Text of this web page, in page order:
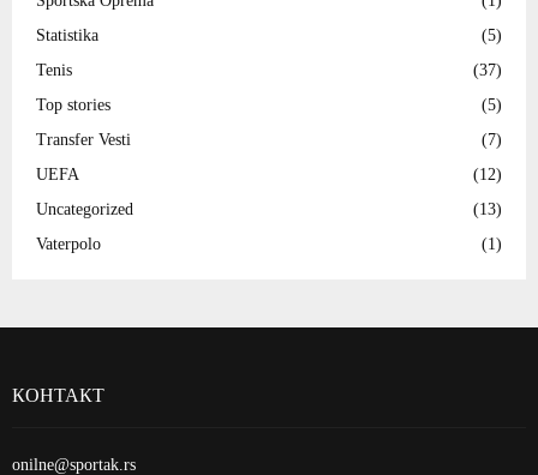
Statistika
(5)
Tenis
(37)
Top stories
(5)
Transfer Vesti
(7)
UEFA
(12)
Uncategorized
(13)
Vaterpolo
(1)
КОНТАКТ
onilne@sportak.rs